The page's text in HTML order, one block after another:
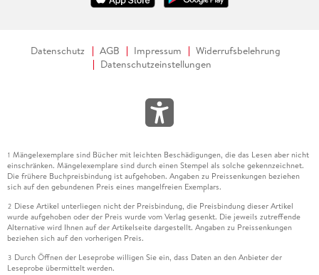
Datenschutz AGB Impressum
Widerrufsbelehrung
Datenschutzeinstellungen
1 Mängelexemplare sind Bücher mit leichten Beschädigungen, die das Lesen aber nicht
einschränken. Mängelexemplare sind durch einen Stempel als solche gekennzeichnet.
Die frühere Buchpreisbindung ist aufgehoben. Angaben zu Preissenkungen beziehen
sich auf den gebundenen Preis eines mangelfreien Exemplars.
2 Diese Artikel unterliegen nicht der Preisbindung, die Preisbindung dieser Artikel
wurde aufgehoben oder der Preis wurde vom Verlag gesenkt. Die jeweils zutreffende
Alternative wird Ihnen auf der Artikelseite dargestellt. Angaben zu Preissenkungen
beziehen sich auf den vorherigen Preis.
3 Durch Öffnen der Leseprobe willigen Sie ein, dass Daten an den Anbieter der
Leseprobe übermittelt werden.